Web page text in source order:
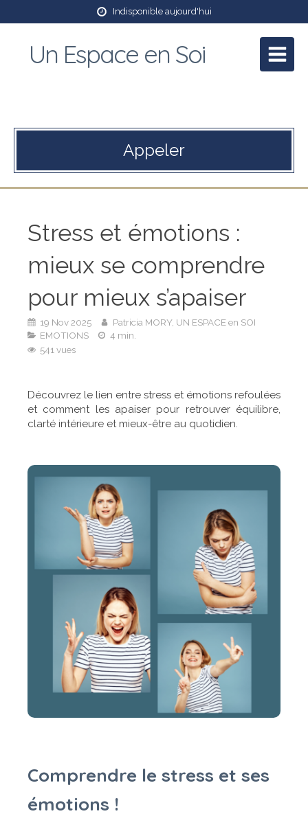
Indisponible aujourd'hui
Un Espace en Soi
Appeler
Stress et émotions :
mieux se comprendre
pour mieux s’apaiser
19 Nov 2025
Patricia MORY, UN ESPACE en SOI
EMOTIONS
4 min.
541 vues
Découvrez le lien entre stress et émotions refoulées
et comment les apaiser pour retrouver équilibre,
clarté intérieure et mieux-être au quotidien.
Comprendre le stress et ses
émotions !